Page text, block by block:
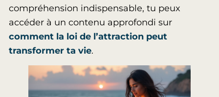
compréhension indispensable, tu peux
accéder à un contenu approfondi sur
comment la loi de l’attraction peut
transformer ta vie.